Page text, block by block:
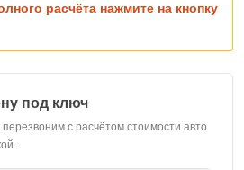
расчёта нажмите на кнопку
под ключ
с расчётом стоимости авто